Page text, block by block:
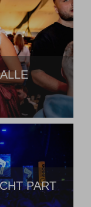
PART